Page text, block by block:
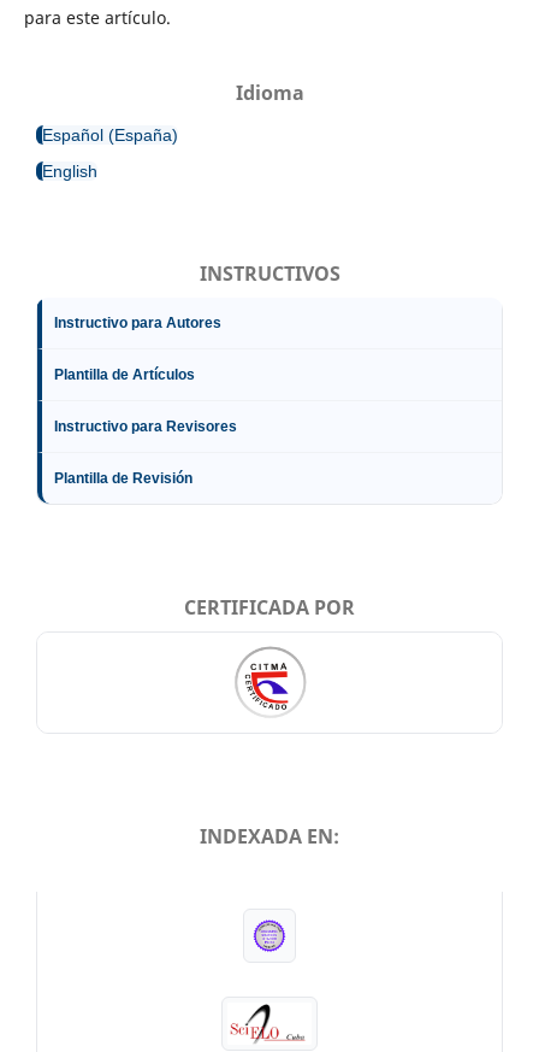
para este artículo.
Idioma
Español (España)
English
INSTRUCTIVOS
Instructivo para Autores
Plantilla de Artículos
Instructivo para Revisores
Plantilla de Revisión
CERTIFICADA POR
INDEXADA EN: